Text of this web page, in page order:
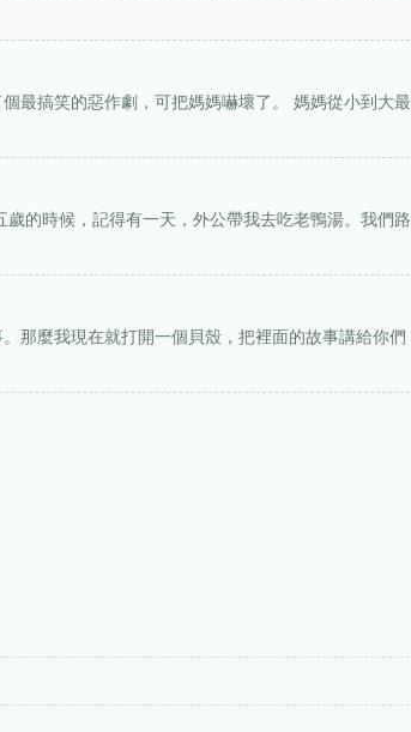
最搞笑的惡作劇，可把媽媽嚇壞了。 媽媽從小到大
的時候，記得有一天，外公帶我去吃老鴨湯。我們
那麼我現在就打開一個貝殼，把裡面的故事講給你們